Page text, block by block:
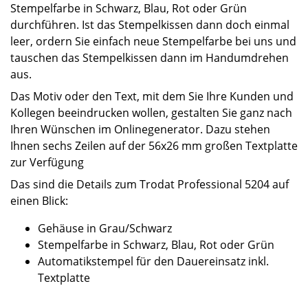
Stempelfarbe in Schwarz, Blau, Rot oder Grün
durchführen. Ist das Stempelkissen dann doch einmal
leer, ordern Sie einfach neue Stempelfarbe bei uns und
tauschen das Stempelkissen dann im Handumdrehen
aus.
Das Motiv oder den Text, mit dem Sie Ihre Kunden und
Kollegen beeindrucken wollen, gestalten Sie ganz nach
Ihren Wünschen im Onlinegenerator. Dazu stehen
Ihnen sechs Zeilen auf der 56x26 mm großen Textplatte
zur Verfügung
Das sind die Details zum Trodat Professional 5204 auf
einen Blick:
Gehäuse in Grau/Schwarz
Stempelfarbe in Schwarz, Blau, Rot oder Grün
Automatikstempel für den Dauereinsatz inkl.
Textplatte